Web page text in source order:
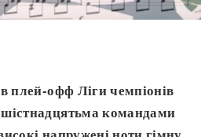
плей-офф Ліги чемпіонів
командами